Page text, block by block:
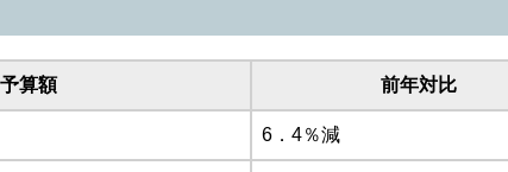
予算額 前年対比
6．4％減